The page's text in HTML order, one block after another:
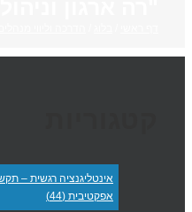
אינטליגנציה רגשית –
אפקטיבית (44)